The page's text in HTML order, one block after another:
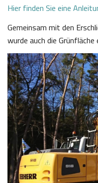
Hier finden Sie eine
Gemeinsam mit den
wurde auch die Grünfläche